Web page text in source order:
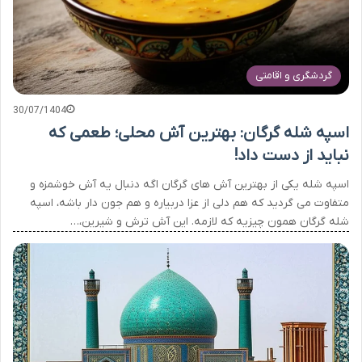
گردشگری و اقامتی
30/07/1404
اسپه شله گرگان: بهترین آش محلی؛ طعمی که
نباید از دست داد!
اسپه شله یکی از بهترین آش های گرگان اگه دنبال یه آش خوشمزه و
متفاوت می گردید که هم دلی از عزا دربیاره و هم جون دار باشه، اسپه
شله گرگان همون چیزیه که لازمه. این آش ترش و شیرین،…